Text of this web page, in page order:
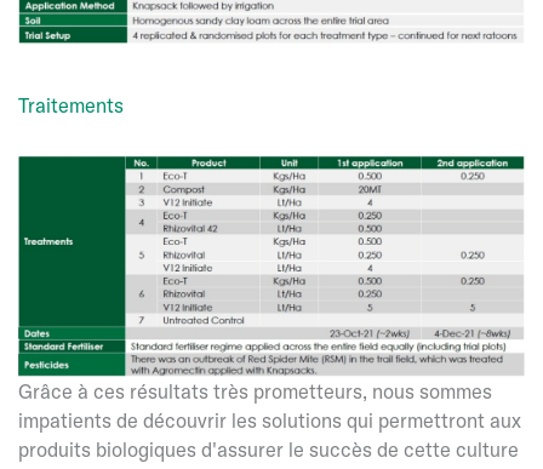
Traitements
Grâce à ces résultats très prometteurs, nous sommes
impatients de découvrir les solutions qui permettront aux
produits biologiques d'assurer le succès de cette culture